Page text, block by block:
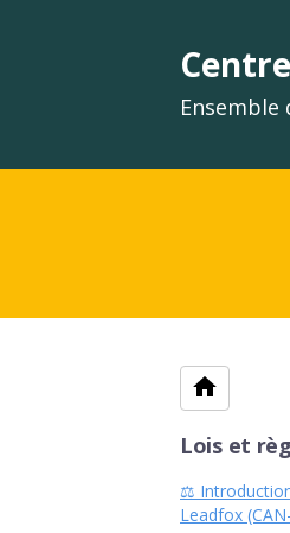
Lois et
⚖️
Leadfox